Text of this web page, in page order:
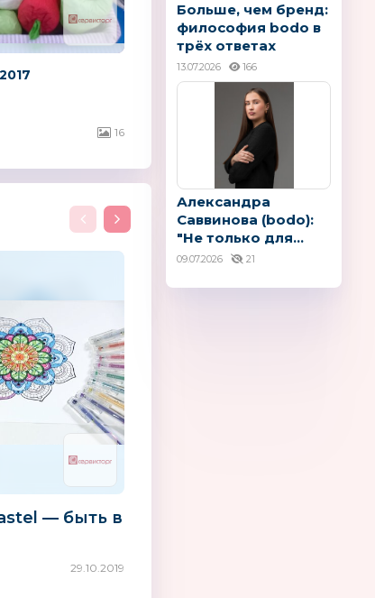
16
— быть в
29.10.2019
Больше, чем бренд:
философия bodo в
трёх ответах
13.07.2026 166
Александра
Саввинова (bodo):
"Не только для...
09.07.2026 21